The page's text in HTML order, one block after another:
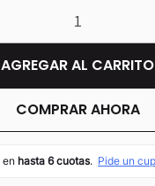
AGREGAR AL CARRITO
COMPRAR AHORA